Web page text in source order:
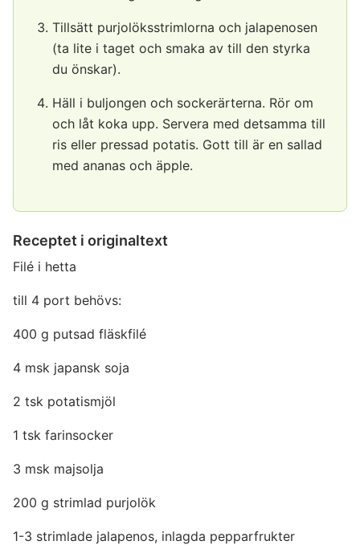
Tillsätt purjolöksstrimlorna och jalapenosen
(ta lite i taget och smaka av till den styrka
du önskar).
Häll i buljongen och sockerärterna. Rör om
och låt koka upp. Servera med detsamma till
ris eller pressad potatis. Gott till är en sallad
med ananas och äpple.
Receptet i originaltext
Filé i hetta
till 4 port behövs:
400 g putsad fläskfilé
4 msk japansk soja
2 tsk potatismjöl
1 tsk farinsocker
3 msk majsolja
200 g strimlad purjolök
1-3 strimlade jalapenos, inlagda pepparfrukter